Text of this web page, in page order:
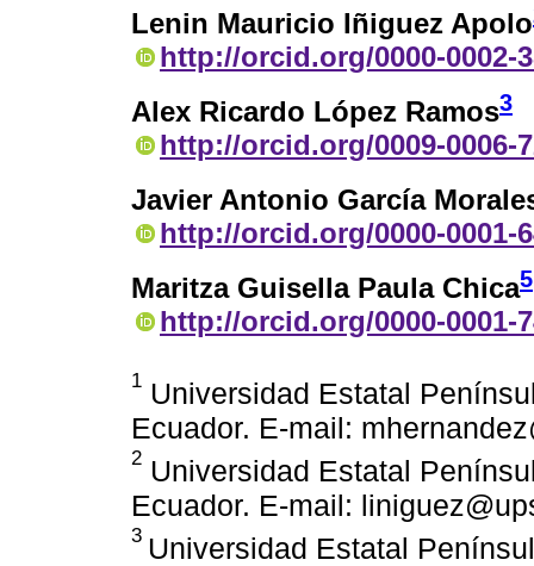
Lenin Mauricio Iñiguez Apolo
http://orcid.org/0000-0002-
Alex Ricardo López Ramos3
http://orcid.org/0009-0006-
Javier Antonio García
http://orcid.org/0000-0001-
Maritza Guisella Paula Chica5
http://orcid.org/0000-0001-
1 Universidad Estatal
Ecuador. E-mail:
2 Universidad Estatal
Ecuador. E-mail:
3 Universidad Estatal